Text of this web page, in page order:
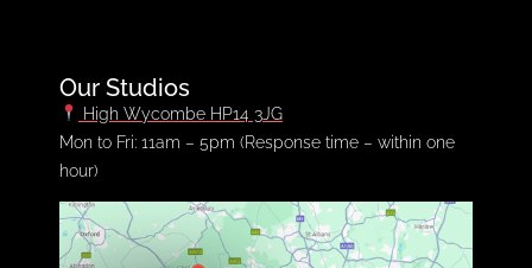
Our Studios
High Wycombe HP14 3JG
Mon to Fri: 11am – 5pm (Response time – within one
hour)